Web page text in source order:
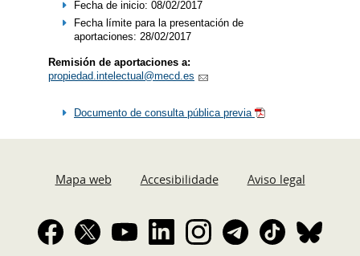
Fecha de inicio: 08/02/2017​
Fecha límite para la presentación de
aportaciones: 28/02/2017
Remisión de aportaciones a:
propiedad.intelectual@mecd.es
Documento de consulta pública previa
Mapa web Accesibilidade Aviso legal